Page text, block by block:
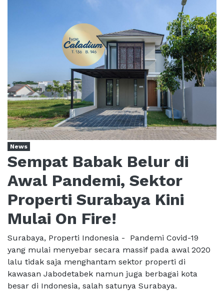
News
Sempat Babak Belur di
Awal Pandemi, Sektor
Properti Surabaya Kini
Mulai On Fire!
Surabaya, Properti Indonesia - Pandemi Covid-19
yang mulai menyebar secara massif pada awal 2020
lalu tidak saja menghantam sektor properti di
kawasan Jabodetabek namun juga berbagai kota
besar di Indonesia, salah satunya Surabaya.